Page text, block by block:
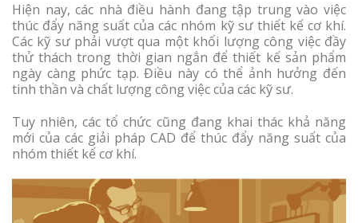
Hiện nay, các nhà điều hành đang tập trung vào việc
thúc đẩy năng suất của các nhóm kỹ sư thiết kế cơ khí.
Các kỹ sư phải vượt qua một khối lượng công việc đầy
thử thách trong thời gian ngắn để thiết kế sản phẩm
ngày càng phức tạp. Điều này có thể ảnh hưởng đến
tinh thần và chất lượng công việc của các kỹ sư.
Tuy nhiên, các tổ chức cũng đang khai thác khả năng
mới của các giải pháp CAD để thúc đẩy năng suất của
nhóm thiết kế cơ khí.